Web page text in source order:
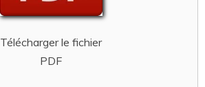
Télécharger le fichier
PDF